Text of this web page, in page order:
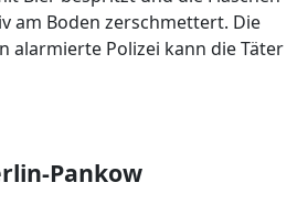
am Boden zerschmettert. Die
alarmierte Polizei kann die Täter
Pankow